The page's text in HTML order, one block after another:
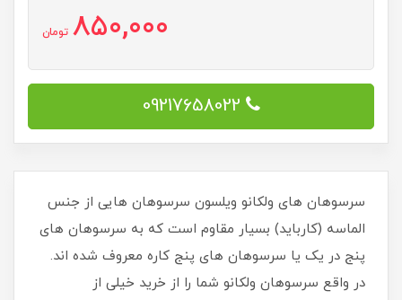
850,000 تومان
09217658022
سرسوهان های ولکانو ویلسون سرسوهان هایی از جنس
الماسه (کارباید) بسیار مقاوم است که به سرسوهان های
پنج در یک یا سرسوهان های پنج کاره معروف شده اند.
در واقع سرسوهان ولکانو شما را از خرید خیلی از